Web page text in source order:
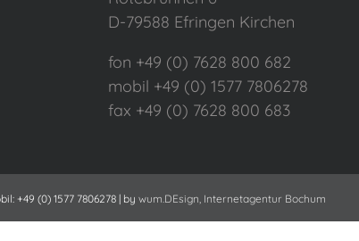
D-79588 Efringen Kirchen
fon +49 (0) 7628 800 682
mobil +49 (0) 1577 7806278
fax +49 (0) 7628 800 683
+49 (0) 1577 7806278 | by wum.DEsign, Internetagentur Bochum